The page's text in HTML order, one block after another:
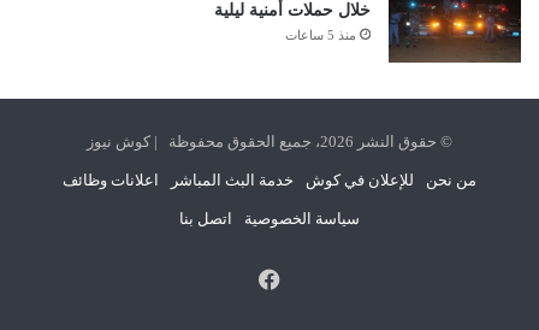
خلال حملات أمنية ليلية
منذ 5 ساعات
© حقوق النشر 2026، جميع الحقوق محفوظة | كوش نيوز
من نحن للإعلان في كوش خدمة البث المباشر اعلانات وظائف
سياسة الخصوصية اتصل بنا